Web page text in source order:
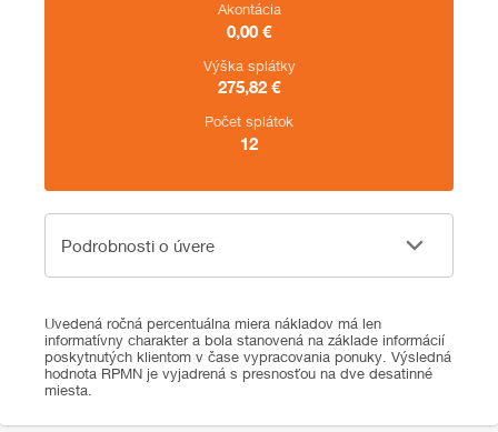
Akontácia
0,00 €
Výška splátky
275,82 €
Počet splátok
12
Podrobnosti o úvere
Podrobnosti o úvere
Uvedená ročná percentuálna miera nákladov má len
informatívny charakter a bola stanovená na základe informácií
poskytnutých klientom v čase vypracovania ponuky. Výsledná
hodnota RPMN je vyjadrená s presnosťou na dve desatinné
miesta.